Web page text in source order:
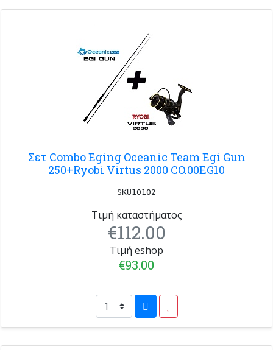
Σετ Combo Eging Oceanic Team Egi Gun
250+Ryobi Virtus 2000 CO.00EG10
SKU10102
Τιμή καταστήματος
€112.00
Τιμή eshop
€93.00